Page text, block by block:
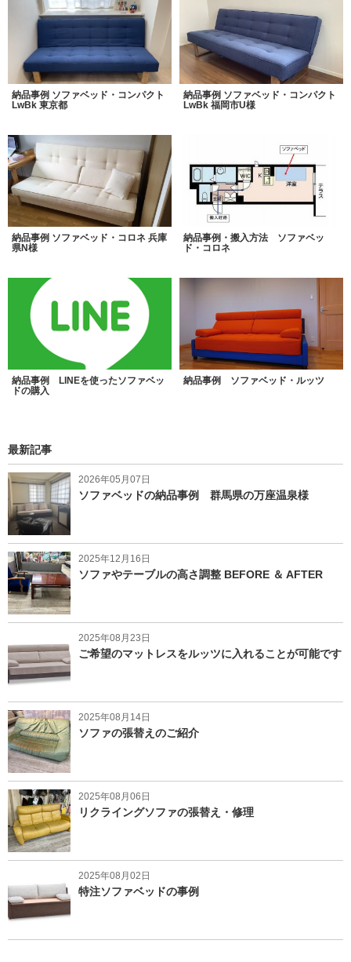
納品事例 ソファベッド・コンパクト
LwBk 東京都
納品事例 ソファベッド・コンパクト
LwBk 福岡市U様
納品事例 ソファベッド・コロネ 兵庫
県N様
納品事例・搬入方法 ソファベッ
ド・コロネ
納品事例 LINEを使ったソファベッ
ドの購入
納品事例 ソファベッド・ルッツ
最新記事
2026年05月07日
ソファベッドの納品事例 群馬県の万座温泉様
2025年12月16日
ソファやテーブルの高さ調整 BEFORE ＆ AFTER
2025年08月23日
ご希望のマットレスをルッツに入れることが可能です
2025年08月14日
ソファの張替えのご紹介
2025年08月06日
リクライングソファの張替え・修理
2025年08月02日
特注ソファベッドの事例